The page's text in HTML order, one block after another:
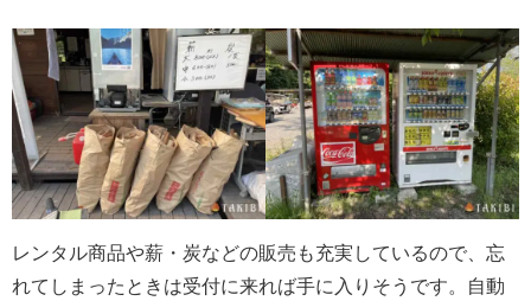
レンタル商品や薪・炭などの販売も充実しているので、忘
れてしまったときは受付に来れば手に入りそうです。自動